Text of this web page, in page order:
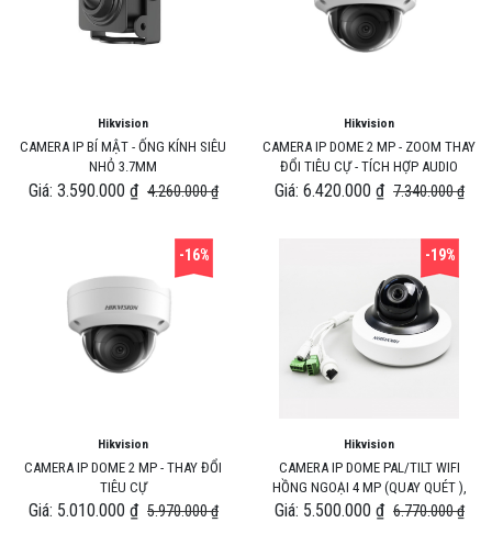
Hikvision
CAMERA IP BÍ MẬT - ỐNG KÍNH SIÊU
NHỎ 3.7MM
Giá: 3.590.000 ₫ 4.260.000 ₫
Hikvision
CAMERA IP DOME 2 MP - ZOOM THAY
ĐỔI TIÊU CỰ - TÍCH HỢP AUDIO
Giá: 6.420.000 ₫ 7.340.000 ₫
-16%
Hikvision
CAMERA IP DOME 2 MP - THAY ĐỔI
TIÊU CỰ
Giá: 5.010.000 ₫ 5.970.000 ₫
-19%
Hikvision
CAMERA IP DOME PAL/TILT WIFI
HỒNG NGOẠI 4 MP (QUAY QUÉT ),
Giá: 5.500.000 ₫ 6.770.000 ₫